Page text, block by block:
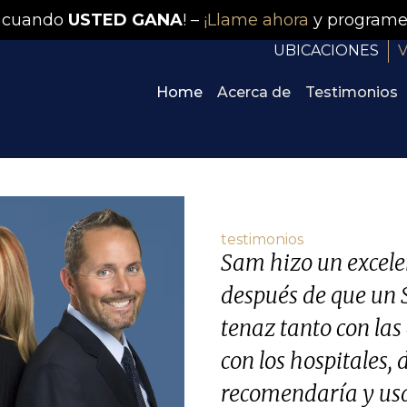
USTED GANA! – ¡Llame ahora y
UBICACIONES
Home Acerca de Testimonios
testimonios
Sam hizo un
después de que
tenaz tanto con
con los
recomendaría y